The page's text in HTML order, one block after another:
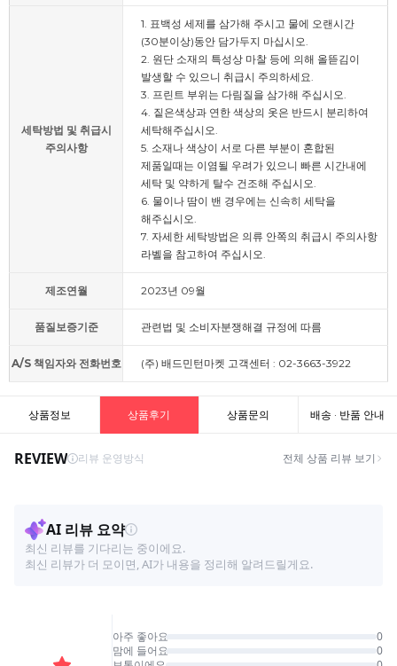
세탁방법 및 취급시
주의사항
1. 표백성 세제를 삼가해 주시고 물에 오랜시간
(30분이상)동안 담가두지 마십시오.
2. 원단 소재의 특성상 마찰 등에 의해 올뜯김이
발생할 수 있으니 취급시 주의하세요.
3. 프린트 부위는 다림질을 삼가해 주십시오.
4. 짙은색상과 연한 색상의 옷은 반드시 분리하여
세탁해주십시오.
5. 소재나 색상이 서로 다른 부분이 혼합된
제품일때는 이염될 우려가 있으니 빠른 시간내에
세탁 및 약하게 탈수 건조해 주십시오.
6. 물이나 땀이 밴 경우에는 신속히 세탁을
해주십시오.
7. 자세한 세탁방법은 의류 안쪽의 취급시 주의사항
라벨을 참고하여 주십시오.
제조연월 2023년 09월
품질보증기준 관련법 및 소비자분쟁해결 규정에 따름
A/S 책임자와 전화번호 (주) 배드민턴마켓 고객센터 : 02-3663-3922
상품정보 상품후기 상품문의 배송 · 반품 안내